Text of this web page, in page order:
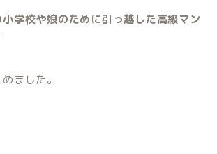
小学校や娘のために引っ越した高級マン
ました。